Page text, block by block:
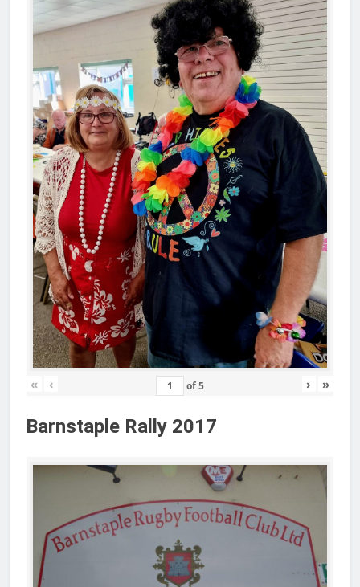
« ‹ of5 › »
Barnstaple Rally 2017